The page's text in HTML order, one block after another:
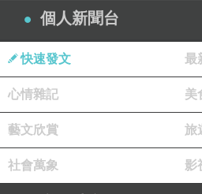
商品內容
【Dr.HUANG黃禎憲】舒敏
x1
保存期限
個人新聞台
快速發文 最
心情雜記 美
藝文欣賞 旅
社會萬象 影